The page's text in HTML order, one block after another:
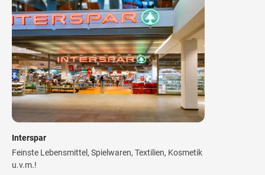
Interspar
Feinste Lebensmittel, Spielwaren, Textilien, Kosmetik
u.v.m.!